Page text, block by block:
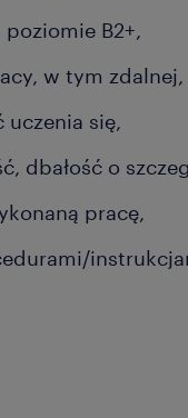
B2+,
w tym zdalnej,
uczenia się,
dbałość o
pracę,
związanych z